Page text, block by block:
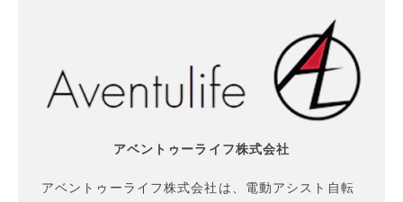
アベントゥーライフ株式会社
アベントゥーライフ株式会社は、電動アシスト自転